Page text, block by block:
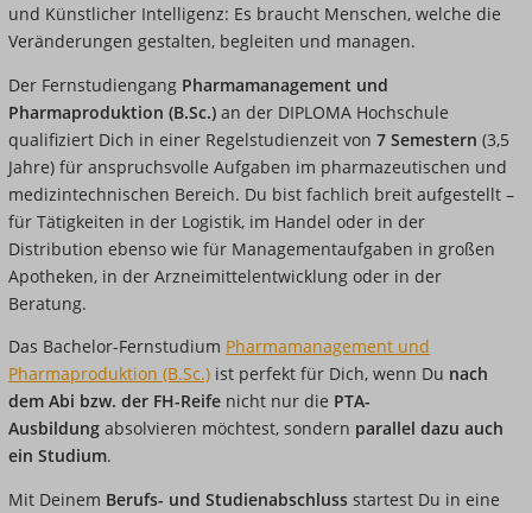
und Künstlicher Intelligenz: Es braucht Menschen, welche die
Veränderungen gestalten, begleiten und managen.
Der Fernstudiengang Pharmamanagement und
Pharmaproduktion (B.Sc.) an der DIPLOMA Hochschule
qualifiziert Dich in einer Regelstudienzeit von 7 Semestern (3,5
Jahre) für anspruchsvolle Aufgaben im pharmazeutischen und
medizintechnischen Bereich. Du bist fachlich breit aufgestellt –
für Tätigkeiten in der Logistik, im Handel oder in der
Distribution ebenso wie für Managementaufgaben in großen
Apotheken, in der Arzneimittelentwicklung oder in der
Beratung.
Das Bachelor-Fernstudium Pharmamanagement und
Pharmaproduktion (B.Sc.) ist perfekt für Dich, wenn Du nach
dem Abi bzw. der FH-Reife nicht nur die PTA-
Ausbildung absolvieren möchtest, sondern parallel dazu auch
ein Studium.
Mit Deinem Berufs- und Studienabschluss startest Du in eine